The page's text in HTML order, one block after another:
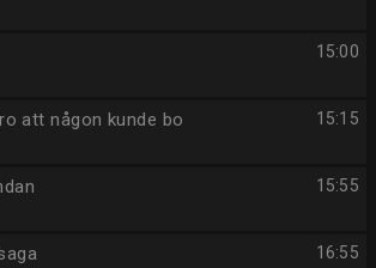
15:00
15:15
att någon kunde bo
15:55
16:55